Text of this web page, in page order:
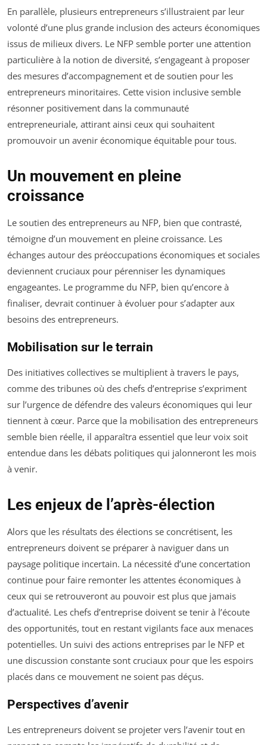
En parallèle, plusieurs entrepreneurs s’illustraient par leur
volonté d’une plus grande inclusion des acteurs économiques
issus de milieux divers. Le NFP semble porter une attention
particulière à la notion de diversité, s’engageant à proposer
des mesures d’accompagnement et de soutien pour les
entrepreneurs minoritaires. Cette vision inclusive semble
résonner positivement dans la communauté
entrepreneuriale, attirant ainsi ceux qui souhaitent
promouvoir un avenir économique équitable pour tous.
Un mouvement en pleine
croissance
Le soutien des entrepreneurs au NFP, bien que contrasté,
témoigne d’un mouvement en pleine croissance. Les
échanges autour des préoccupations économiques et sociales
deviennent cruciaux pour pérenniser les dynamiques
engageantes. Le programme du NFP, bien qu’encore à
finaliser, devrait continuer à évoluer pour s’adapter aux
besoins des entrepreneurs.
Mobilisation sur le terrain
Des initiatives collectives se multiplient à travers le pays,
comme des tribunes où des chefs d’entreprise s’expriment
sur l’urgence de défendre des valeurs économiques qui leur
tiennent à cœur. Parce que la mobilisation des entrepreneurs
semble bien réelle, il apparaîtra essentiel que leur voix soit
entendue dans les débats politiques qui jalonneront les mois
à venir.
Les enjeux de l’après-élection
Alors que les résultats des élections se concrétisent, les
entrepreneurs doivent se préparer à naviguer dans un
paysage politique incertain. La nécessité d’une concertation
continue pour faire remonter les attentes économiques à
ceux qui se retrouveront au pouvoir est plus que jamais
d’actualité. Les chefs d’entreprise doivent se tenir à l’écoute
des opportunités, tout en restant vigilants face aux menaces
potentielles. Un suivi des actions entreprises par le NFP et
une discussion constante sont cruciaux pour que les espoirs
placés dans ce mouvement ne soient pas déçus.
Perspectives d’avenir
Les entrepreneurs doivent se projeter vers l’avenir tout en